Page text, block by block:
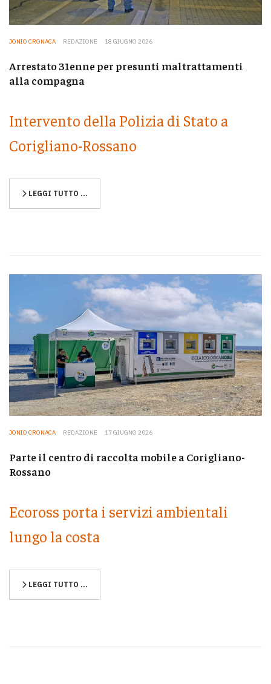
JONIO CRONACA REDAZIONE 18 GIUGNO 2026
Arrestato 31enne per presunti maltrattamenti
alla compagna
Intervento della Polizia di Stato a
Corigliano-Rossano
LEGGI TUTTO …
JONIO CRONACA REDAZIONE 17 GIUGNO 2026
Parte il centro di raccolta mobile a Corigliano-
Rossano
Ecoross porta i servizi ambientali
lungo la costa
LEGGI TUTTO …